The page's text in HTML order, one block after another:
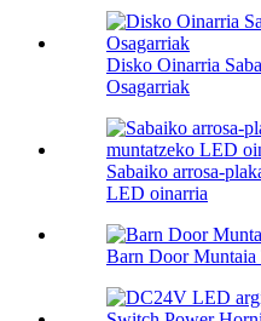
Disko Oinarria
Osagarriak
Sabaiko arrosa-
LED oinarria
Barn Door Muntaia